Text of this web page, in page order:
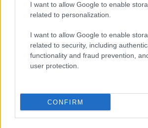
I want to allow Google to enable
related to personalization.
I want to allow Google to enable
related to security, including
functionality and fraud prevention,
user protection.
CONFIRM
poco attenti ai rischi climatici. I
Banca hanno chiesto agli istituti
aspettative secondo una tabella
piuttosto rigorosa, che
rischi climatici nella governance e
ampiamente confermata dalla
del Centro sul cambiamento